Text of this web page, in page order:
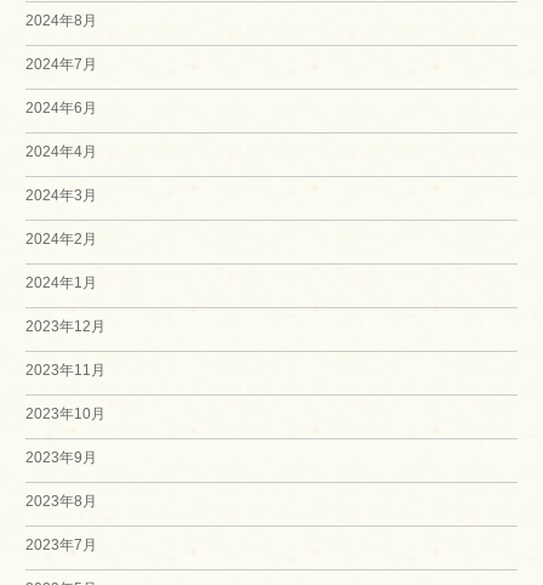
2024年8月
2024年7月
2024年6月
2024年4月
2024年3月
2024年2月
2024年1月
2023年12月
2023年11月
2023年10月
2023年9月
2023年8月
2023年7月